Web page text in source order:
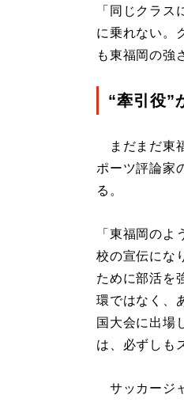
「同じクラ
に乗れない。
も東福岡の強
“牽引役”
まだまだ東
ポーツ評論家
る。
「東福岡のよ
校の宣伝にな
ために部活を
環ではなく、
国大会に出場
は、必ずしも
サッカージ